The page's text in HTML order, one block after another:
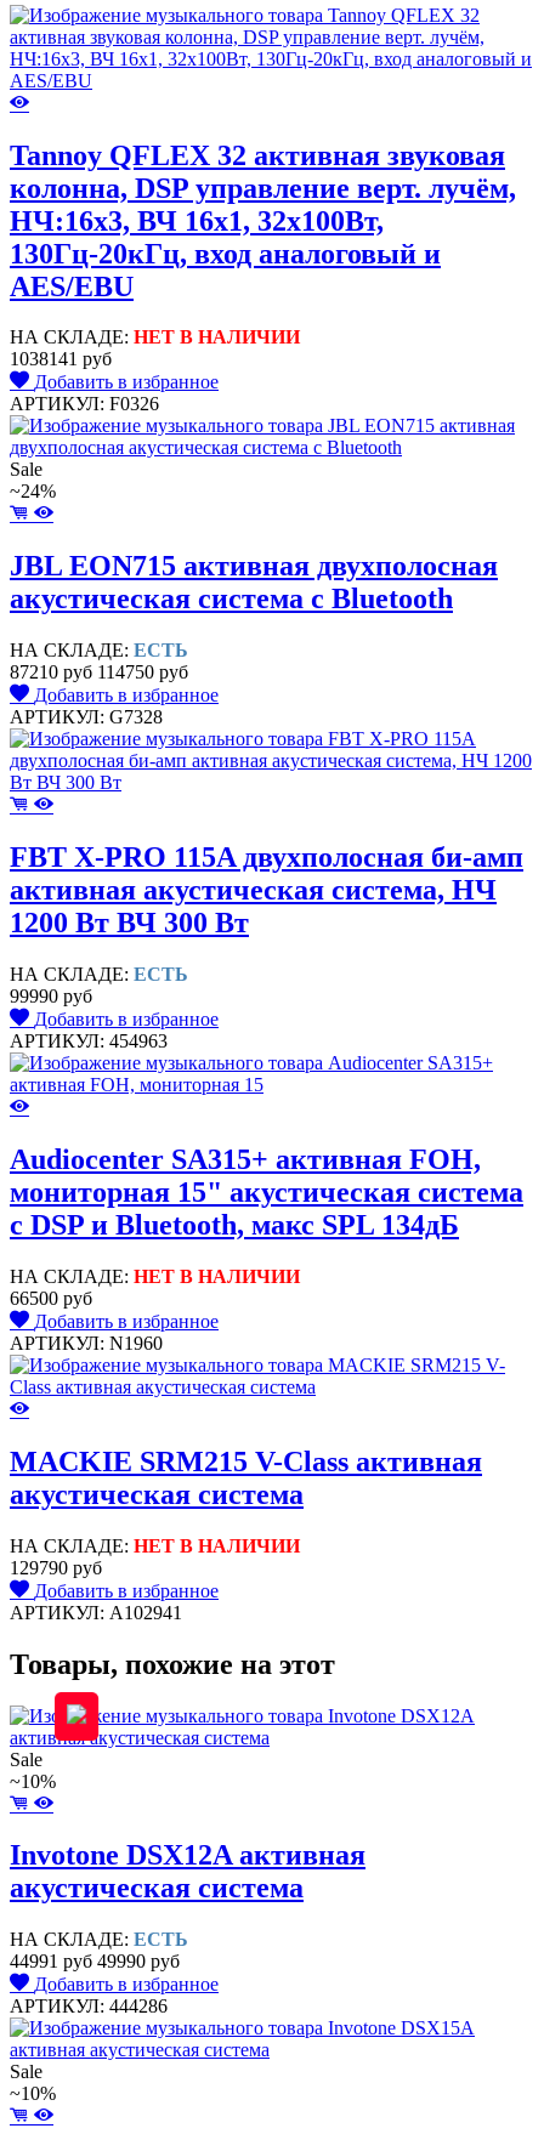
Tannoy QFLEX 32 активная звуковая
колонна, DSP управление верт. лучём,
НЧ:16х3, ВЧ 16x1, 32х100Вт,
130Гц-20кГц, вход аналоговый и
AES/EBU
НА СКЛАДЕ: НЕТ В НАЛИЧИИ
1038141 руб
Добавить в избранное
АРТИКУЛ: F0326
Sale
~24%
JBL EON715 активная двухполосная
акустическая система c Bluetooth
НА СКЛАДЕ: ЕСТЬ
87210 руб 114750 руб
Добавить в избранное
АРТИКУЛ: G7328
FBT X-PRO 115A двухполосная би-амп
активная акустическая система, НЧ
1200 Вт ВЧ 300 Вт
НА СКЛАДЕ: ЕСТЬ
99990 руб
Добавить в избранное
АРТИКУЛ: 454963
Audiocenter SA315+ активная FOH,
мониторная 15" акустическая система
с DSP и Bluetooth, макс SPL 134дБ
НА СКЛАДЕ: НЕТ В НАЛИЧИИ
66500 руб
Добавить в избранное
АРТИКУЛ: N1960
MACKIE SRM215 V-Class активная
акустическая система
НА СКЛАДЕ: НЕТ В НАЛИЧИИ
129790 руб
Добавить в избранное
АРТИКУЛ: A102941
Товары, похожие на этот
Sale
~10%
Invotone DSX12A активная
акустическая система
НА СКЛАДЕ: ЕСТЬ
44991 руб 49990 руб
Добавить в избранное
АРТИКУЛ: 444286
Sale
~10%